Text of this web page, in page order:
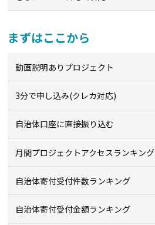
まずはここから
動画説明ありプロジェクト
3分で申し込み(クレカ対応)
自治体口座に直接振り込む
月間プロジェクトアクセスランキング
自治体寄付受付件数ランキング
自治体寄付受付金額ランキング